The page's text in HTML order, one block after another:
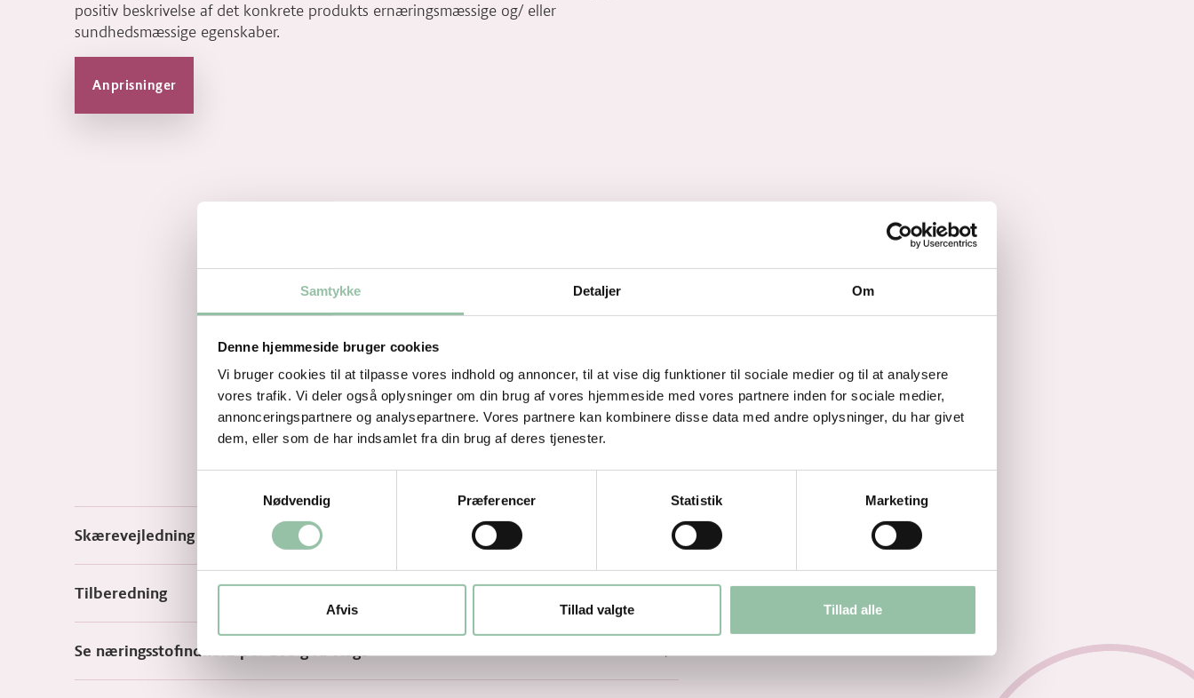
Samtykke Detaljer Om
Denne hjemmeside bruger cookies
Vi bruger cookies til at tilpasse vores indhold og annoncer, til at vise dig funktioner til sociale medier og til at analysere
vores trafik. Vi deler også oplysninger om din brug af vores hjemmeside med vores partnere inden for sociale medier,
annonceringspartnere og analysepartnere. Vores partnere kan kombinere disse data med andre oplysninger, du har givet
dem, eller som de har indsamlet fra din brug af deres tjenester.
Nødvendig
Præferencer Statistik Marketing
Afvis Tillad valgte Tillad alle
positiv beskrivelse af det konkrete produkts ernæringsmæssige og/ eller
sundhedsmæssige egenskaber.
Anprisninger
Skærevejledning
Tilberedning
Se næringsstofindhold per 100 g rå vægt